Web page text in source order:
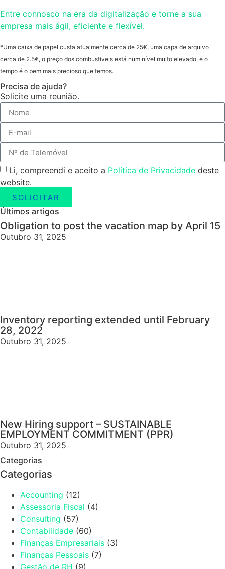
Entre connosco na era da digitalização e torne a sua
empresa mais ágil, eficiente e flexível.
*Uma caixa de papel custa atualmente cerca de 25€, uma capa de arquivo
cerca de 2.5€, o preço dos combustíveis está num nível muito elevado, e o
tempo é o bem mais precioso que temos.
Precisa de ajuda?
Solicite uma reunião.
Li, compreendi e aceito a Política de Privacidade deste
website.
SOLICITAR
Últimos artigos
Obligation to post the vacation map by April 15
Outubro 31, 2025
Inventory reporting extended until February
28, 2022
Outubro 31, 2025
New Hiring support – SUSTAINABLE
EMPLOYMENT COMMITMENT (PPR)
Outubro 31, 2025
Categorias
Categorias
Accounting (12)
Assessoria Fiscal (4)
Consulting (57)
Contabilidade (60)
Finanças Empresariais (3)
Finanças Pessoais (7)